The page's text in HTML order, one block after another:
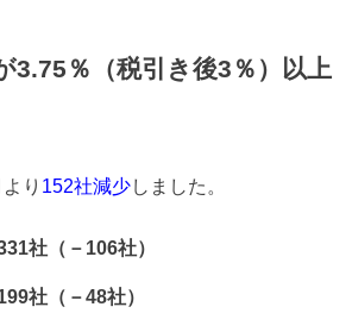
3.75％（税引き後3％）以上
り 152社減少しました。
社（－106社）
社（－48社）